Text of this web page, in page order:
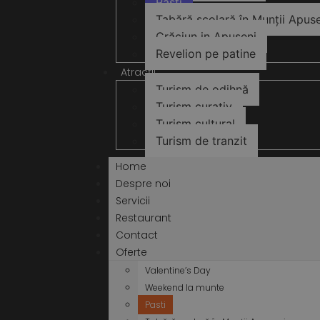
Tabără școlară în Munții
Crăciun in Apuseni
Revelion pe patine
Atracții
Turism de odihnă
Turism curativ
Turism cultural
Turism de tranzit
Home
Despre noi
Servicii
Restaurant
Contact
Oferte
Valentine’s Day
Weekend la munte
Pasti